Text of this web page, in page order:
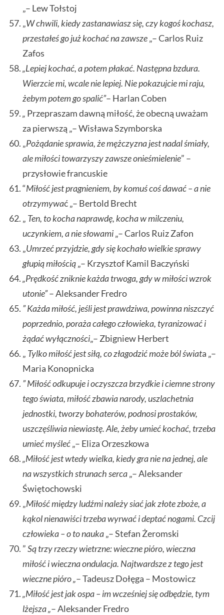
„– Lew Tołstoj
„W chwili, kiedy zastanawiasz się, czy kogoś kochasz,
przestałeś go już kochać na zawsze„– Carlos Ruiz
Zafos
„Lepiej kochać, a potem płakać. Następna bzdura.
Wierzcie mi, wcale nie lepiej. Nie pokazujcie mi raju,
żebym potem go spalić”– Harlan Coben
„ Przepraszam dawną miłość, że obecną uważam
za pierwszą „– Wisława Szymborska
„Pożądanie sprawia, że mężczyzna jest nadal śmiały,
ale miłości towarzyszy zawsze onieśmielenie” –
przysłowie francuskie
“Miłość jest pragnieniem, by komuś coś dawać – a nie
otrzymywać „– Bertold Brecht
„ Ten, to kocha naprawdę, kocha w milczeniu,
uczynkiem, a nie słowami„– Carlos Ruiz Zafon
„Umrzeć przyjdzie, gdy się kochało wielkie sprawy
głupią miłością„– Krzysztof Kamil Baczyński
„Prędkość zniknie każda trwoga, gdy w miłości wzrok
utonie”– Aleksander Fredro
” Każda miłość, jeśli jest prawdziwa, powinna niszczyć
poprzednio, poraża całego człowieka, tyranizować i
żądać wyłączności„– Zbigniew Herbert
„ Tylko miłość jest siłą, co złagodzić może ból świata „–
Maria Konopnicka
” Miłość odkupuje i oczyszcza brzydkie i ciemne strony
tego świata, miłość zbawia narody, uszlachetnia
jednostki, tworzy bohaterów, podnosi prostaków,
uszczęśliwia niewiastę. Ale, żeby umieć kochać, trzeba
umieć myśleć„– Eliza Orzeszkowa
„Miłość jest wtedy wielka, kiedy gra nie na jednej, ale
na wszystkich strunach serca„– Aleksander
Świętochowski
„Miłość między ludźmi należy siać jak złote zboże, a
kąkol nienawiści trzeba wyrwać i deptać nogami. Czcij
człowieka – o to nauka„– Stefan Żeromski
”Są trzy rzeczy wietrzne: wieczne pióro, wieczna
miłość i wieczna ondulacja. Najtwardsze z tego jest
wieczne pióro „– Tadeusz Dołęga – Mostowicz
„Miłość jest jak ospa – im wcześniej się odbędzie, tym
lżejsza „– Aleksander Fredro